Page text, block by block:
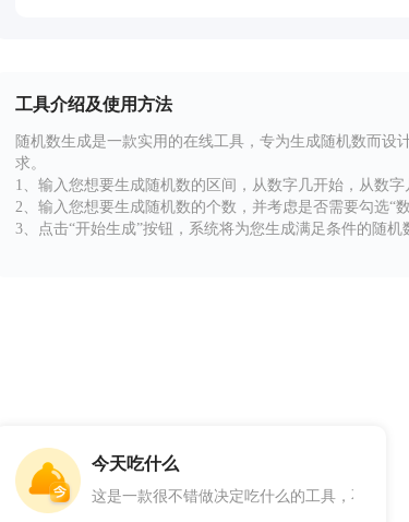
工具介绍及使用方法
随机数生成是一款实用的在线工具，专为生成随机数而
求。
1、输入您想要生成随机数的区间，从数字几开始，从数字
2、输入您想要生成随机数的个数，并考虑是否需要勾选“数
3、点击“开始生成”按钮，系统将为您生成满足条件的随机
今天吃什么
这是一款很不错做决定吃什么的工具，不用再